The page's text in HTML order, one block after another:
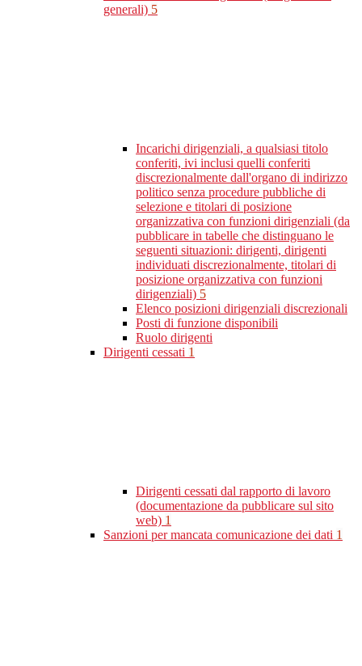
generali) 5
Incarichi dirigenziali, a qualsiasi titolo
conferiti, ivi inclusi quelli conferiti
discrezionalmente dall'organo di indirizzo
politico senza procedure pubbliche di
selezione e titolari di posizione
organizzativa con funzioni dirigenziali (da
pubblicare in tabelle che distinguano le
seguenti situazioni: dirigenti, dirigenti
individuati discrezionalmente, titolari di
posizione organizzativa con funzioni
dirigenziali) 5
Elenco posizioni dirigenziali discrezionali
Posti di funzione disponibili
Ruolo dirigenti
Dirigenti cessati 1
Dirigenti cessati dal rapporto di lavoro
(documentazione da pubblicare sul sito
web) 1
Sanzioni per mancata comunicazione dei dati 1